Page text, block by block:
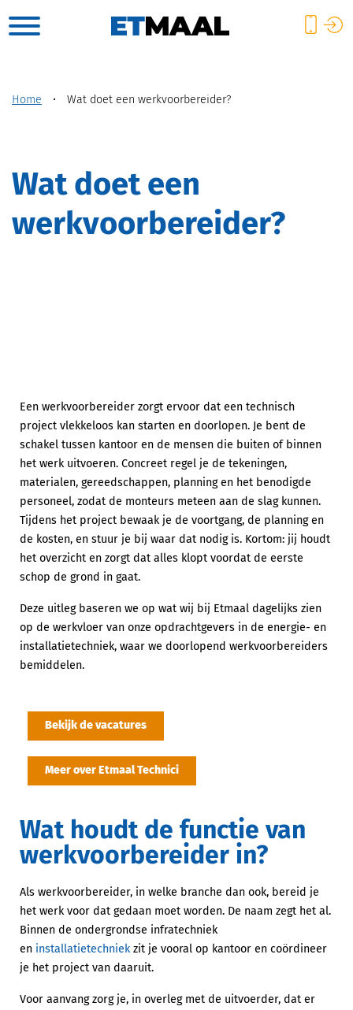
Home • Wat doet een werkvoorbereider?
Wat doet een
werkvoorbereider?
Een werkvoorbereider zorgt ervoor dat een technisch
project vlekkeloos kan starten en doorlopen. Je bent de
schakel tussen kantoor en de mensen die buiten of binnen
het werk uitvoeren. Concreet regel je de tekeningen,
materialen, gereedschappen, planning en het benodigde
personeel, zodat de monteurs meteen aan de slag kunnen.
Tijdens het project bewaak je de voortgang, de planning en
de kosten, en stuur je bij waar dat nodig is. Kortom: jij houdt
het overzicht en zorgt dat alles klopt voordat de eerste
schop de grond in gaat.
Deze uitleg baseren we op wat wij bij Etmaal dagelijks zien
op de werkvloer van onze opdrachtgevers in de energie- en
installatietechniek, waar we doorlopend werkvoorbereiders
bemiddelen.
Bekijk de vacatures
Meer over Etmaal Technici
Wat houdt de functie van
werkvoorbereider in?
Als werkvoorbereider, in welke branche dan ook, bereid je
het werk voor dat gedaan moet worden. De naam zegt het al.
Binnen de ondergrondse infratechniek
en installatietechniekzit je vooral op kantoor en coördineer
je het project van daaruit.
Voor aanvang zorg je, in overleg met de uitvoerder, dat er